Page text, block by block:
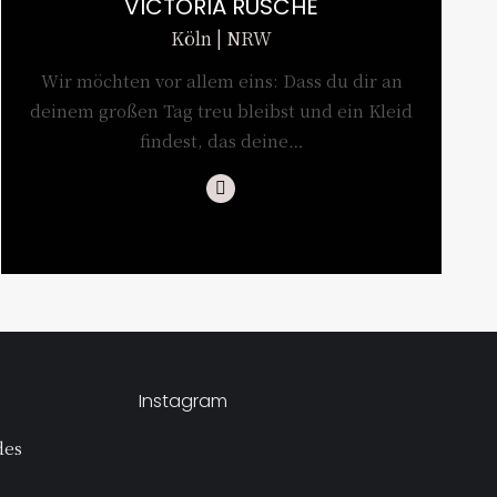
VICTORIA RÜSCHE
Köln | NRW
Wir möchten vor allem eins: Dass du dir an
deinem großen Tag treu bleibst und ein Kleid
findest, das deine…
Instagram
Instagram